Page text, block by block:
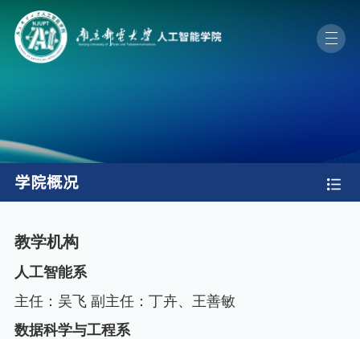
学院概况
教学机构
人工智能系
主任：吴飞 副主任：丁卉、王善敏
数据科学与工程系